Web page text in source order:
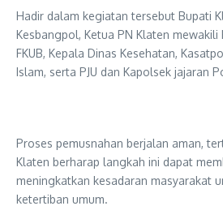
Hadir dalam kegiatan tersebut Bupati
Kesbangpol, Ketua PN Klaten mewakili
FKUB, Kepala Dinas Kesehatan,
Islam, serta PJU dan Kapolsek jajaran
Proses pemusnahan berjalan aman,
Klaten berharap langkah ini dapat
meningkatkan kesadaran masyarakat
ketertiban umum.